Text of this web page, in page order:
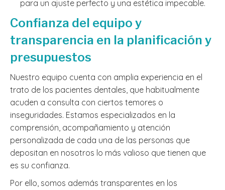
para un ajuste perfecto y una estética impecable.
Confianza del equipo y
transparencia en la planificación y
presupuestos
Nuestro equipo cuenta con amplia experiencia en el
trato de los pacientes dentales, que habitualmente
acuden a consulta con ciertos temores o
inseguridades. Estamos especializados en la
comprensión, acompañamiento y atención
personalizada de cada una de las personas que
depositan en nosotros lo más valioso que tienen que
es su confianza.
Por ello, somos además transparentes en los